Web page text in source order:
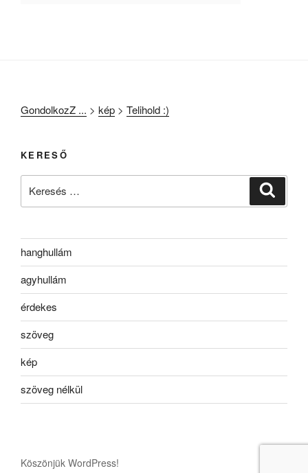
GondolkozZ ... > kép > Telihold :)
KERESŐ
hanghullám
agyhullám
érdekes
szöveg
kép
szöveg nélkül
Köszönjük WordPress!